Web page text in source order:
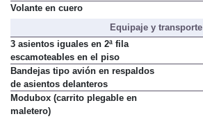
Volante en cuero
Equipaje y transporte
3 asientos iguales en 2ª fila
escamoteables en el piso
Bandejas tipo avión en respaldos
de asientos delanteros
Modubox (carrito plegable en
maletero)